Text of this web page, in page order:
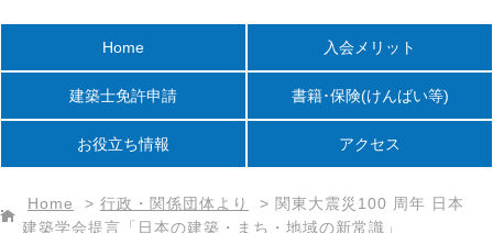
Home 入会メリット
建築士免許申請 書籍･保険(けんばい等)
お役立ち情報 アクセス
Home > 行政・関係団体より > 関東大震災100 周年 日本
建築学会提言「日本の建築・まち・地域の新常識」